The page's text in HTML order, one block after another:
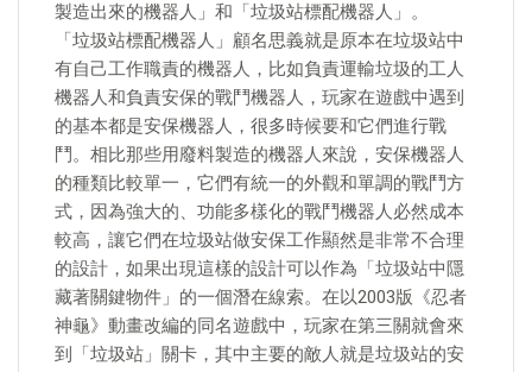
製造出來的機器人」和「垃圾站標配機器人」。
「垃圾站標配機器人」顧名思義就是原本在垃圾站中
有自己工作職責的機器人，比如負責運輸垃圾的工人
機器人和負責安保的戰鬥機器人，玩家在遊戲中遇到
的基本都是安保機器人，很多時候要和它們進行戰
鬥。相比那些用廢料製造的機器人來說，安保機器人
的種類比較單一，它們有統一的外觀和單調的戰鬥方
式，因為強大的、功能多樣化的戰鬥機器人必然成本
較高，讓它們在垃圾站做安保工作顯然是非常不合理
的設計，如果出現這樣的設計可以作為「垃圾站中隱
藏著關鍵物件」的一個潛在線索。在以2003版《忍者
神龜》動畫改編的同名遊戲中，玩家在第三關就會來
到「垃圾站」關卡，其中主要的敵人就是垃圾站的安